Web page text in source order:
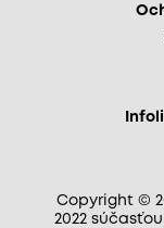
Copyright ©
2022